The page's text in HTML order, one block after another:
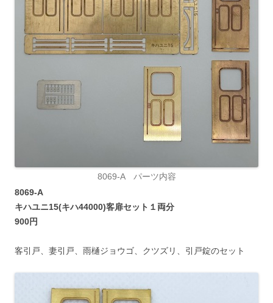
8069-A パーツ内容
8069-A
キハユニ15(キハ44000)客扉セット１両分
900円
客引戸、妻引戸、雨樋ジョウゴ、クツズリ、引戸錠のセット